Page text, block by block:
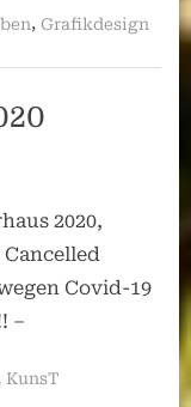
, Grafikdesign
2020,
Covid-19
–
KunsT